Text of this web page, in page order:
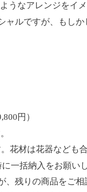
うなアレンジをイメ
ャルですが、もしか
円）
花材は花器なども
一括納入をお願い
残りの商品をご相